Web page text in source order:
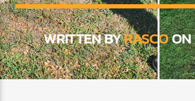
CURRENT TRACK
TITLE
ARTIST
WRITTEN BYRASCOON